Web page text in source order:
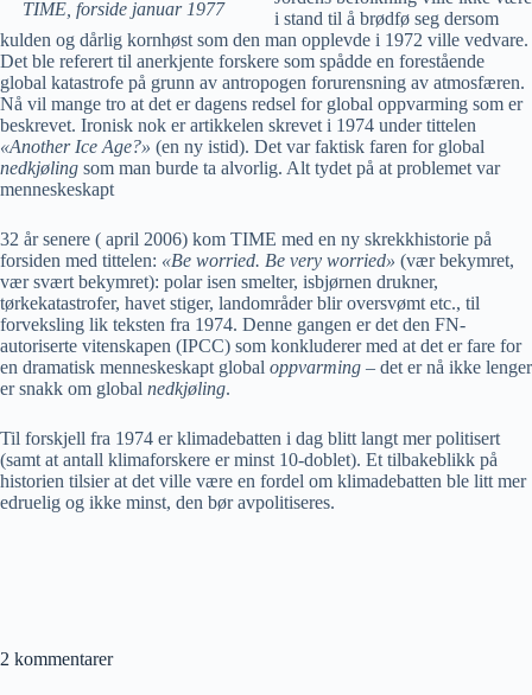
TIME, forside januar 1977
i stand til å brødfø seg dersom
kulden og dårlig kornhøst som den man opplevde i 1972 ville vedvare.
Det ble referert til anerkjente forskere som spådde en forestående
global katastrofe på grunn av antropogen forurensning av atmosfæren.
Nå vil mange tro at det er dagens redsel for global oppvarming som er
beskrevet. Ironisk nok er artikkelen skrevet i 1974 under tittelen
«Another Ice Age?» (en ny istid). Det var faktisk faren for global
nedkjøling som man burde ta alvorlig. Alt tydet på at problemet var
menneskeskapt
32 år senere ( april 2006) kom TIME med en ny skrekkhistorie på
forsiden med tittelen: «Be worried. Be very worried» (vær bekymret,
vær svært bekymret): polar isen smelter, isbjørnen drukner,
tørkekatastrofer, havet stiger, landområder blir oversvømt etc., til
forveksling lik teksten fra 1974. Denne gangen er det den FN-
autoriserte vitenskapen (IPCC) som konkluderer med at det er fare for
en dramatisk menneskeskapt global oppvarming – det er nå ikke lenger
er snakk om global nedkjøling.
Til forskjell fra 1974 er klimadebatten i dag blitt langt mer politisert
(samt at antall klimaforskere er minst 10-doblet). Et tilbakeblikk på
historien tilsier at det ville være en fordel om klimadebatten ble litt mer
edruelig og ikke minst, den bør avpolitiseres.
2 kommentarer